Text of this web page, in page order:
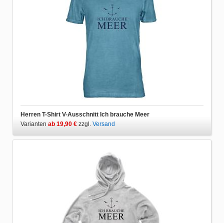
Herren T-Shirt V-Ausschnitt Ich brauche Meer
Varianten ab 19,90 € zzgl. Versand